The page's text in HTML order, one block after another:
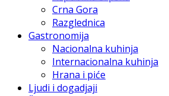
Crna Gora
Razglednica
Gastronomija
Nacionalna kuhinja
Internacionalna kuhinja
Hrana i piće
Ljudi i dogadjaji